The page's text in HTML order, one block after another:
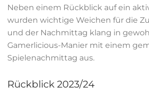
Neben einem Rückblick auf ein
wurden wichtige Weichen für die
und der Nachmittag klang in
Gamerlicious-Manier mit einem
Spielenachmittag aus.
Rückblick 2023/24